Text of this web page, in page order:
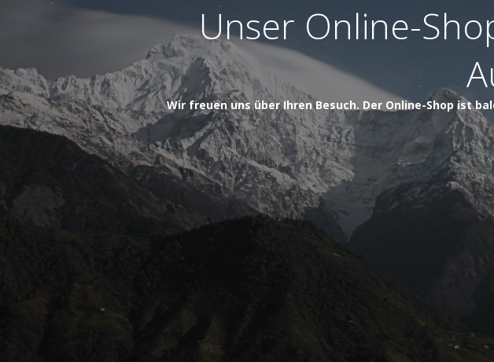
Unser Online-
Wir freuen uns über Ihren Besuch. Der Online-Shop ist